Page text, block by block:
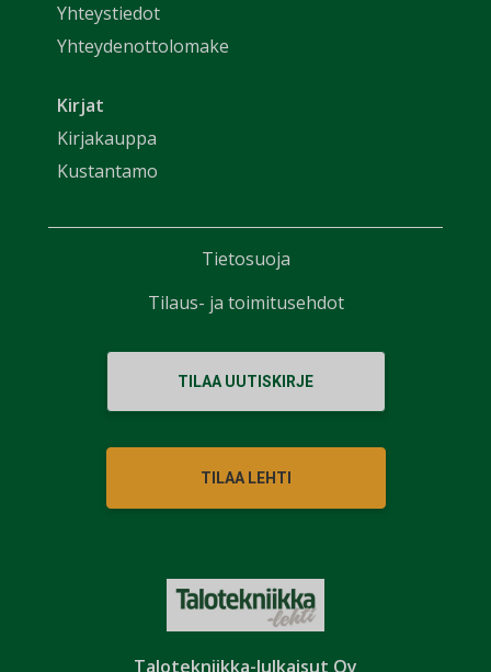
Talotekniikka-Julkaisut Oy
Yhteystiedot
Yhteydenottolomake
Kirjat
Kirjakauppa
Kustantamo
TILAA UUTISKIRJE
TILAA LEHTI
Tietosuoja
Tilaus- ja toimitusehdot